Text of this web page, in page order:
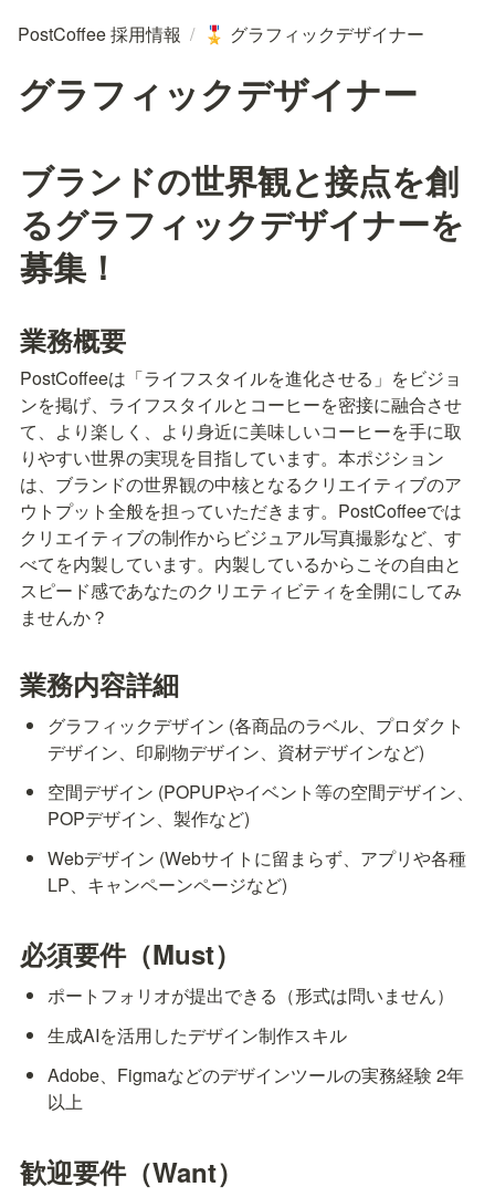
PostCoffee 採用情報 / 🎖️ グラフィックデザイナー
グラフィックデザイナー
ブランドの世界観と接点を創
るグラフィックデザイナーを
募集！
業務概要
PostCoffeeは「ライフスタイルを進化させる」をビジョ
ンを掲げ、ライフスタイルとコーヒーを密接に融合させ
て、より楽しく、より身近に美味しいコーヒーを手に取
りやすい世界の実現を目指しています。本ポジション
は、ブランドの世界観の中核となるクリエイティブのア
ウトプット全般を担っていただきます。PostCoffeeでは
クリエイティブの制作からビジュアル写真撮影など、す
べてを内製しています。内製しているからこその自由と
スピード感であなたのクリエティビティを全開にしてみ
ませんか？
業務内容詳細
グラフィックデザイン (各商品のラベル、プロダクト
デザイン、印刷物デザイン、資材デザインなど)
空間デザイン (POPUPやイベント等の空間デザイン、
POPデザイン、製作など)
Webデザイン (Webサイトに留まらず、アプリや各種
LP、キャンペーンページなど)
必須要件（Must）
ポートフォリオが提出できる（形式は問いません）
生成AIを活用したデザイン制作スキル
Adobe、Figmaなどのデザインツールの実務経験 2年
以上
歓迎要件（Want）